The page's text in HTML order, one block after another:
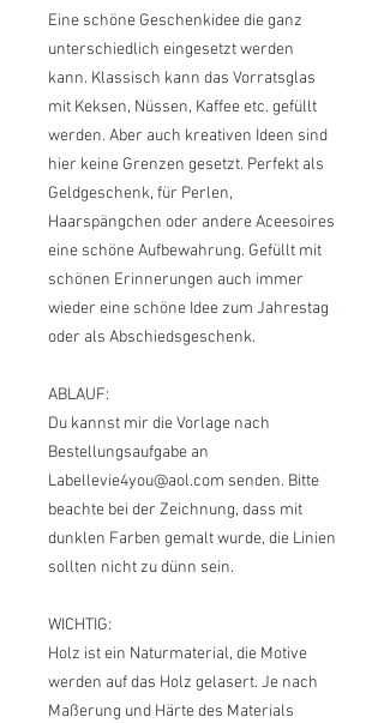
Eine schöne Geschenkidee die ganz
unterschiedlich eingesetzt werden
kann. Klassisch kann das Vorratsglas
mit Keksen, Nüssen, Kaffee etc. gefüllt
werden. Aber auch kreativen Ideen sind
hier keine Grenzen gesetzt. Perfekt als
Geldgeschenk, für Perlen,
Haarspängchen oder andere Aceesoires
eine schöne Aufbewahrung. Gefüllt mit
schönen Erinnerungen auch immer
wieder eine schöne Idee zum Jahrestag
oder als Abschiedsgeschenk.
ABLAUF:
Du kannst mir die Vorlage nach
Bestellungsaufgabe an
Labellevie4you@aol.com senden. Bitte
beachte bei der Zeichnung, dass mit
dunklen Farben gemalt wurde, die Linien
sollten nicht zu dünn sein.
WICHTIG:
Holz ist ein Naturmaterial, die Motive
werden auf das Holz gelasert. Je nach
Maßerung und Härte des Materials